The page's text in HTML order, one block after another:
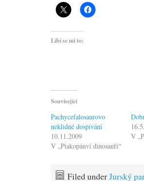
Líbí se mi to:
Související
Pachycefalosaurovo
neklidné dospívání
10.11.2009
V „Ptakopánví dinosauři“
V
Filed underJurský